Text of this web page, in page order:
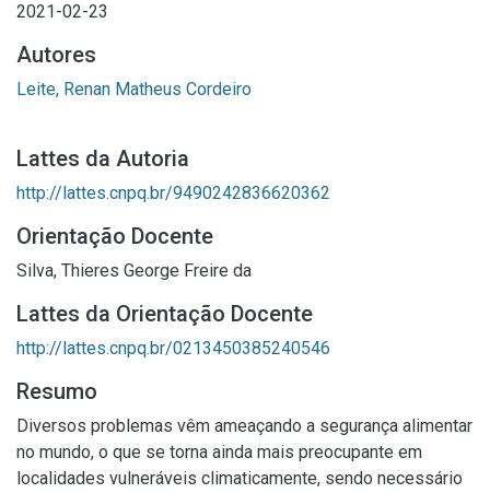
2021-02-23
Autores
Leite, Renan Matheus Cordeiro
Lattes da Autoria
http://lattes.cnpq.br/9490242836620362
Orientação Docente
Silva, Thieres George Freire da
Lattes da Orientação Docente
http://lattes.cnpq.br/0213450385240546
Resumo
Diversos problemas vêm ameaçando a segurança alimentar
no mundo, o que se torna ainda mais preocupante em
localidades vulneráveis climaticamente, sendo necessário